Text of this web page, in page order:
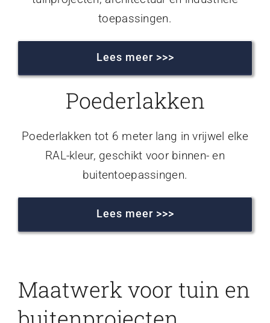
toepassingen.
Lees meer >>>
Poederlakken
Poederlakken tot 6 meter lang in vrijwel elke
RAL-kleur, geschikt voor binnen- en
buitentoepassingen.
Lees meer >>>
Maatwerk voor tuin en